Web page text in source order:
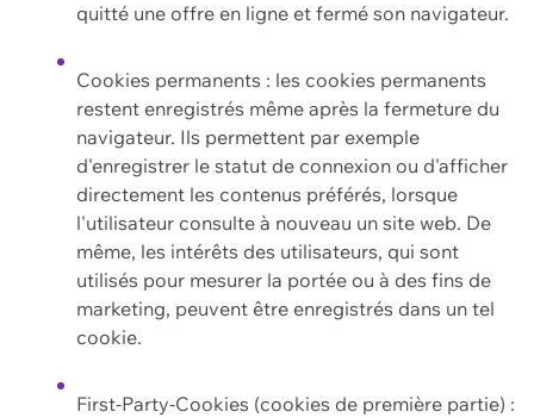
quitté une offre en ligne et fermé son navigateur.
Cookies permanents : les cookies permanents
restent enregistrés même après la fermeture du
navigateur. Ils permettent par exemple
d'enregistrer le statut de connexion ou d'afficher
directement les contenus préférés, lorsque
l'utilisateur consulte à nouveau un site web. De
même, les intérêts des utilisateurs, qui sont
utilisés pour mesurer la portée ou à des fins de
marketing, peuvent être enregistrés dans un tel
cookie.
First-Party-Cookies (cookies de première partie) :